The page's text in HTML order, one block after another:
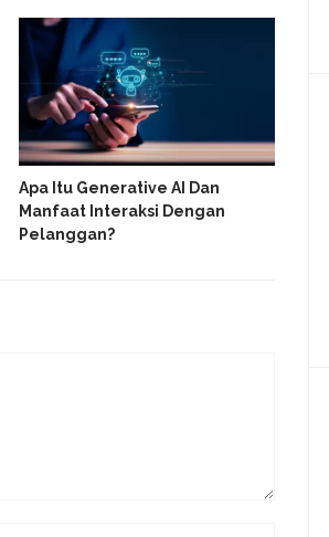
Apa Itu Generative AI Dan
Manfaat Interaksi Dengan
Pelanggan?